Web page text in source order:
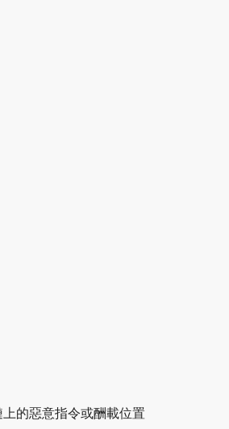
的惡意指令或酬載位置